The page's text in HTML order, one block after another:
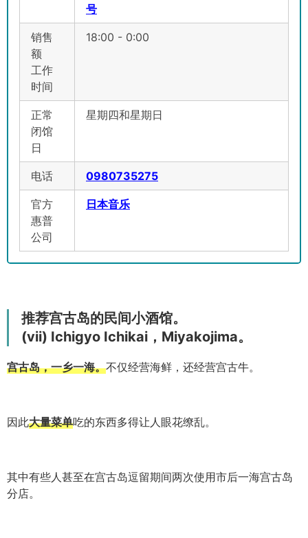
号
销售
额
工作
时间
18:00 - 0:00
正常
闭馆
日
星期四和星期日
电话 0980735275
官方
惠普
公司
日本音乐
推荐宫古岛的民间小酒馆。
(vii) Ichigyo Ichikai，Miyakojima。
宫古岛，一乡一海。不仅经营海鲜，还经营宫古牛。
因此大量菜单吃的东西多得让人眼花缭乱。
其中有些人甚至在宫古岛逗留期间两次使用市后一海宫古岛
分店。